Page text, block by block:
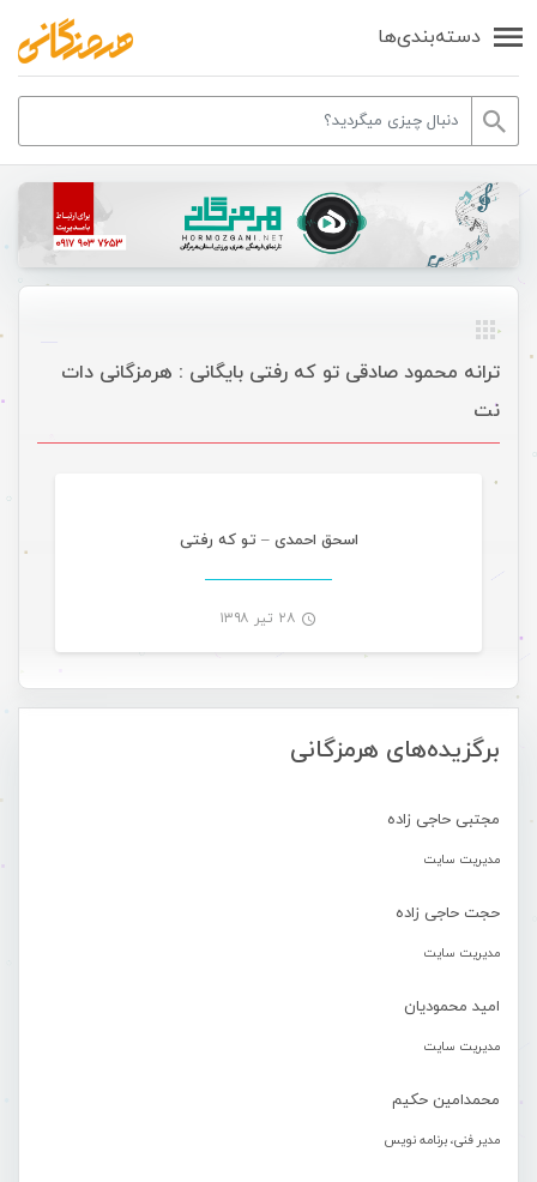
دسته‌بندی‌ها
برگزیده‌های هرمزگانی
مجتبی حاجی زاده
مدیریت سایت
حجت حاجی زاده
مدیریت سایت
امید محمودیان
مدیریت سایت
محمدامین حکیم
مدیر فنی، برنامه نویس
ترانه محمود صادقی تو که رفتی بایگانی : هرمزگانی دات
نت
اسحق احمدی – تو که رفتی
۲۸ تیر ۱۳۹۸